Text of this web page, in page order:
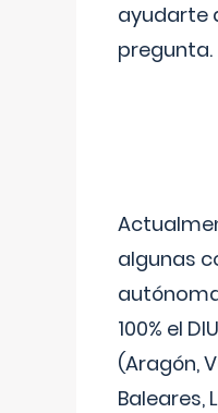
ayudarte
pregunta.
algunas
100% el
(Aragón,
Baleares,